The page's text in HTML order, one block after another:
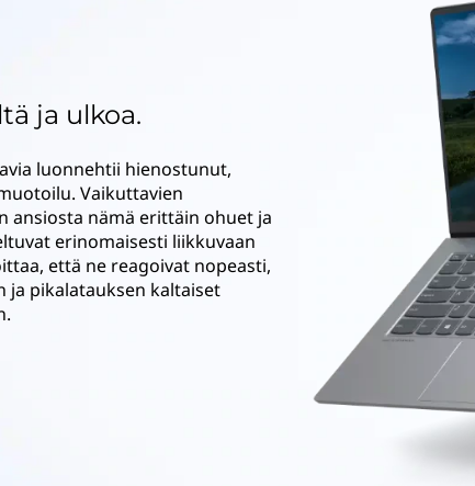
ja ulkoa.
luonnehtii hienostunut,
Vaikuttavien
ansiosta nämä erittäin ohuet ja
erinomaisesti liikkuvaan
että ne reagoivat nopeasti,
ja pikalatauksen kaltaiset